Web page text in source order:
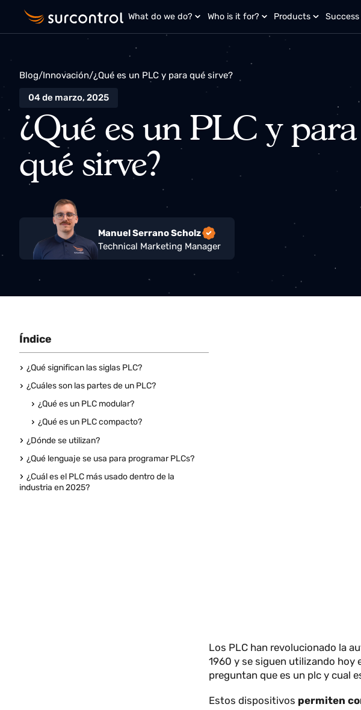
What do we do? Who is it for? Products
Blog / Innovación/ ¿Qué es un PLC y para qué sirve?
04 de marzo, 2025
¿Qué es un PLC y para
qué sirve?
Manuel Serrano Scholz
¿Qué significan las siglas PLC?
¿Cuáles son las partes de un PLC?
¿Qué es un PLC modular?
¿Qué lenguaje se usa para programar PLCs?
1960 y se siguen utilizando